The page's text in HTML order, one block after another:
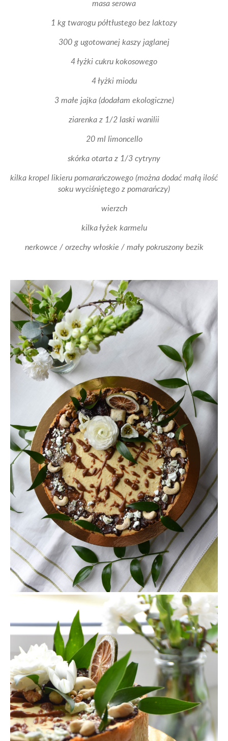
masa serowa
1 kg twarogu półtłustego bez laktozy
300 g ugotowanej kaszy jaglanej
4 łyżki cukru kokosowego
4 łyżki miodu
3 małe jajka (dodałam ekologiczne)
ziarenka z 1/2 laski wanilii
20 ml limoncello
skórka otarta z 1/3 cytryny
kilka kropel likieru pomarańczowego (można dodać małą ilość
soku wyciśniętego z pomarańczy)
wierzch
kilka łyżek karmelu
nerkowce / orzechy włoskie / mały pokruszony bezik